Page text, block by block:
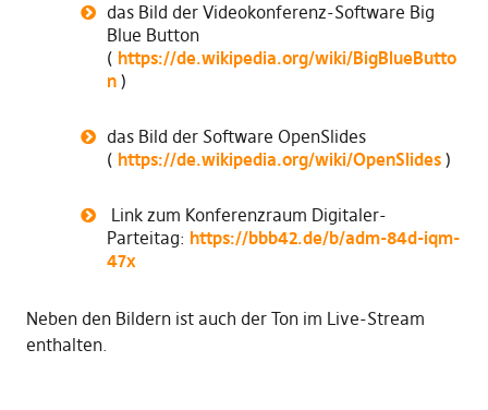
das Bild der Videokonferenz-Software Big
Blue Button
( https://de.wikipedia.org/wiki/BigBlueButto
n)
das Bild der Software OpenSlides
( https://de.wikipedia.org/wiki/OpenSlides)
Link zum Konferenzraum Digitaler-
Parteitag: https://bbb42.de/b/adm-84d-iqm-
47x
Neben den Bildern ist auch der Ton im Live-Stream
enthalten.